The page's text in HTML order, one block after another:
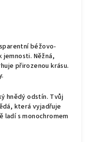
béžovo-
jemnosti. Něžná,
přirozenou krásu.
hnědý odstín. Tvůj
která vyjadřuje
s monochromem